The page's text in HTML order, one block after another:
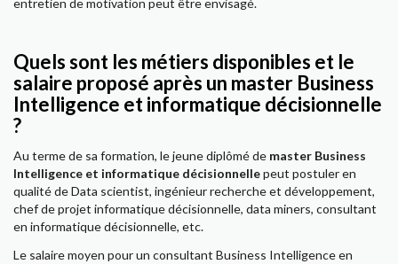
entretien de motivation peut être envisagé.
Quels sont les métiers disponibles et le
salaire proposé après un master Business
Intelligence et informatique décisionnelle
?
Au terme de sa formation, le jeune diplômé de master Business
Intelligence et informatique décisionnellepeut postuler en
qualité de Data scientist, ingénieur recherche et développement,
chef de projet informatique décisionnelle, data miners, consultant
en informatique décisionnelle, etc.
Le salaire moyen pour un consultant Business Intelligence en